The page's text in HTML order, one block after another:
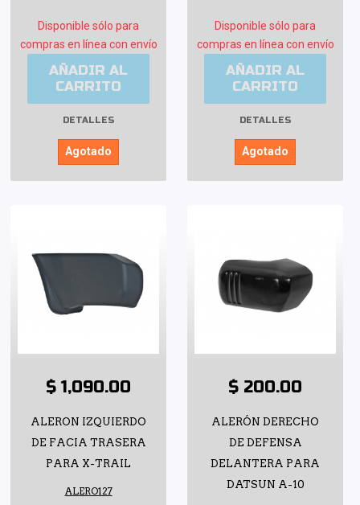
Disponible sólo para
compras en línea con envío
AÑADIR AL
CARRITO
DETALLES
Agotado
Disponible sólo para
compras en línea con envío
AÑADIR AL
CARRITO
DETALLES
Agotado
$ 1,090.00
ALERON IZQUIERDO
DE FACIA TRASERA
PARA X-TRAIL
ALERO127
$ 200.00
ALERÓN DERECHO
DE DEFENSA
DELANTERA PARA
DATSUN A-10